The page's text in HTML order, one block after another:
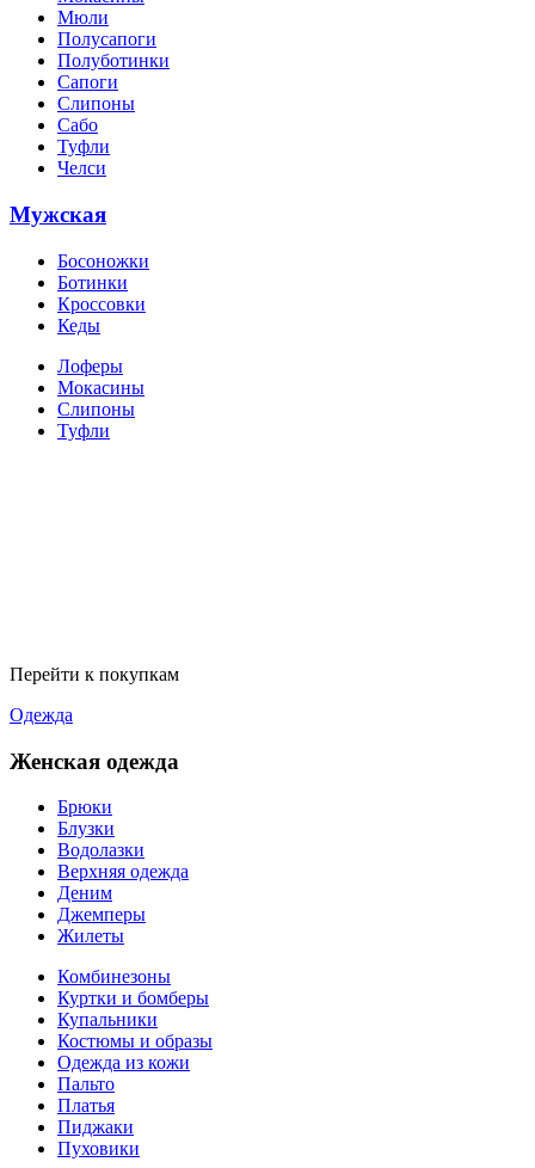
Мюли
Полусапоги
Полуботинки
Сапоги
Слипоны
Сабо
Туфли
Челси
Мужская
Босоножки
Ботинки
Кроссовки
Кеды
Лоферы
Мокасины
Слипоны
Туфли
Перейти к покупкам
Одежда
Женская одежда
Брюки
Блузки
Водолазки
Верхняя одежда
Деним
Джемперы
Жилеты
Комбинезоны
Куртки и бомберы
Купальники
Костюмы и образы
Одежда из кожи
Пальто
Платья
Пиджаки
Пуховики